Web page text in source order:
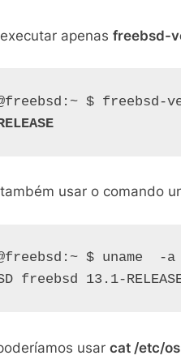
apenas freebsd-
usar o comando
$ uname  -a
freebsd 13.1-
usar cat /etc/